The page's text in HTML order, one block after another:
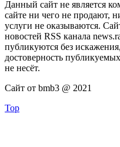
Данный сайт не является
сайте ни чего не продают,
услуги не оказываются.
новостей RSS канала
публикуются без
достоверность
не несёт.
Сайт от bmb3 @ 2021
Top